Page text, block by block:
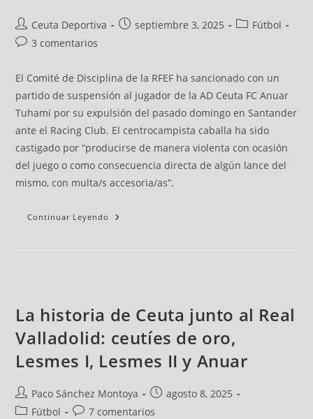
Ceuta Deportiva septiembre 3, 2025
Fútbol
3 comentarios
El Comité de Disciplina de la RFEF ha sancionado con un
partido de suspensión al jugador de la AD Ceuta FC Anuar
Tuhami por su expulsión del pasado domingo en Santander
ante el Racing Club. El centrocampista caballa ha sido
castigado por “producirse de manera violenta con ocasión
del juego o como consecuencia directa de algún lance del
mismo, con multa/s accesoria/as”.
Continuar Leyendo
La historia de Ceuta junto al Real
Valladolid: ceutíes de oro,
Lesmes I, Lesmes II y Anuar
Paco Sánchez Montoya
agosto 8, 2025
Fútbol
7 comentarios